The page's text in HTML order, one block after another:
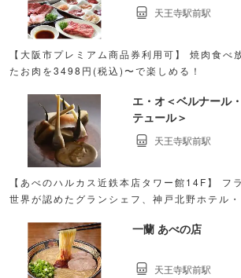
【大阪市プレミアム商品券利用可】 焼肉食べ
たお肉を3498円(税込)〜で楽しめる！
天王寺駅前駅
エ・オ＜ベルナール
テュール＞
【あべのハルカス近鉄本店タワー館14F】 フ
世界が認めたグランシェフ、神戸北野ホテル
天王寺駅前駅
一蘭 あべの店
天王寺駅前駅